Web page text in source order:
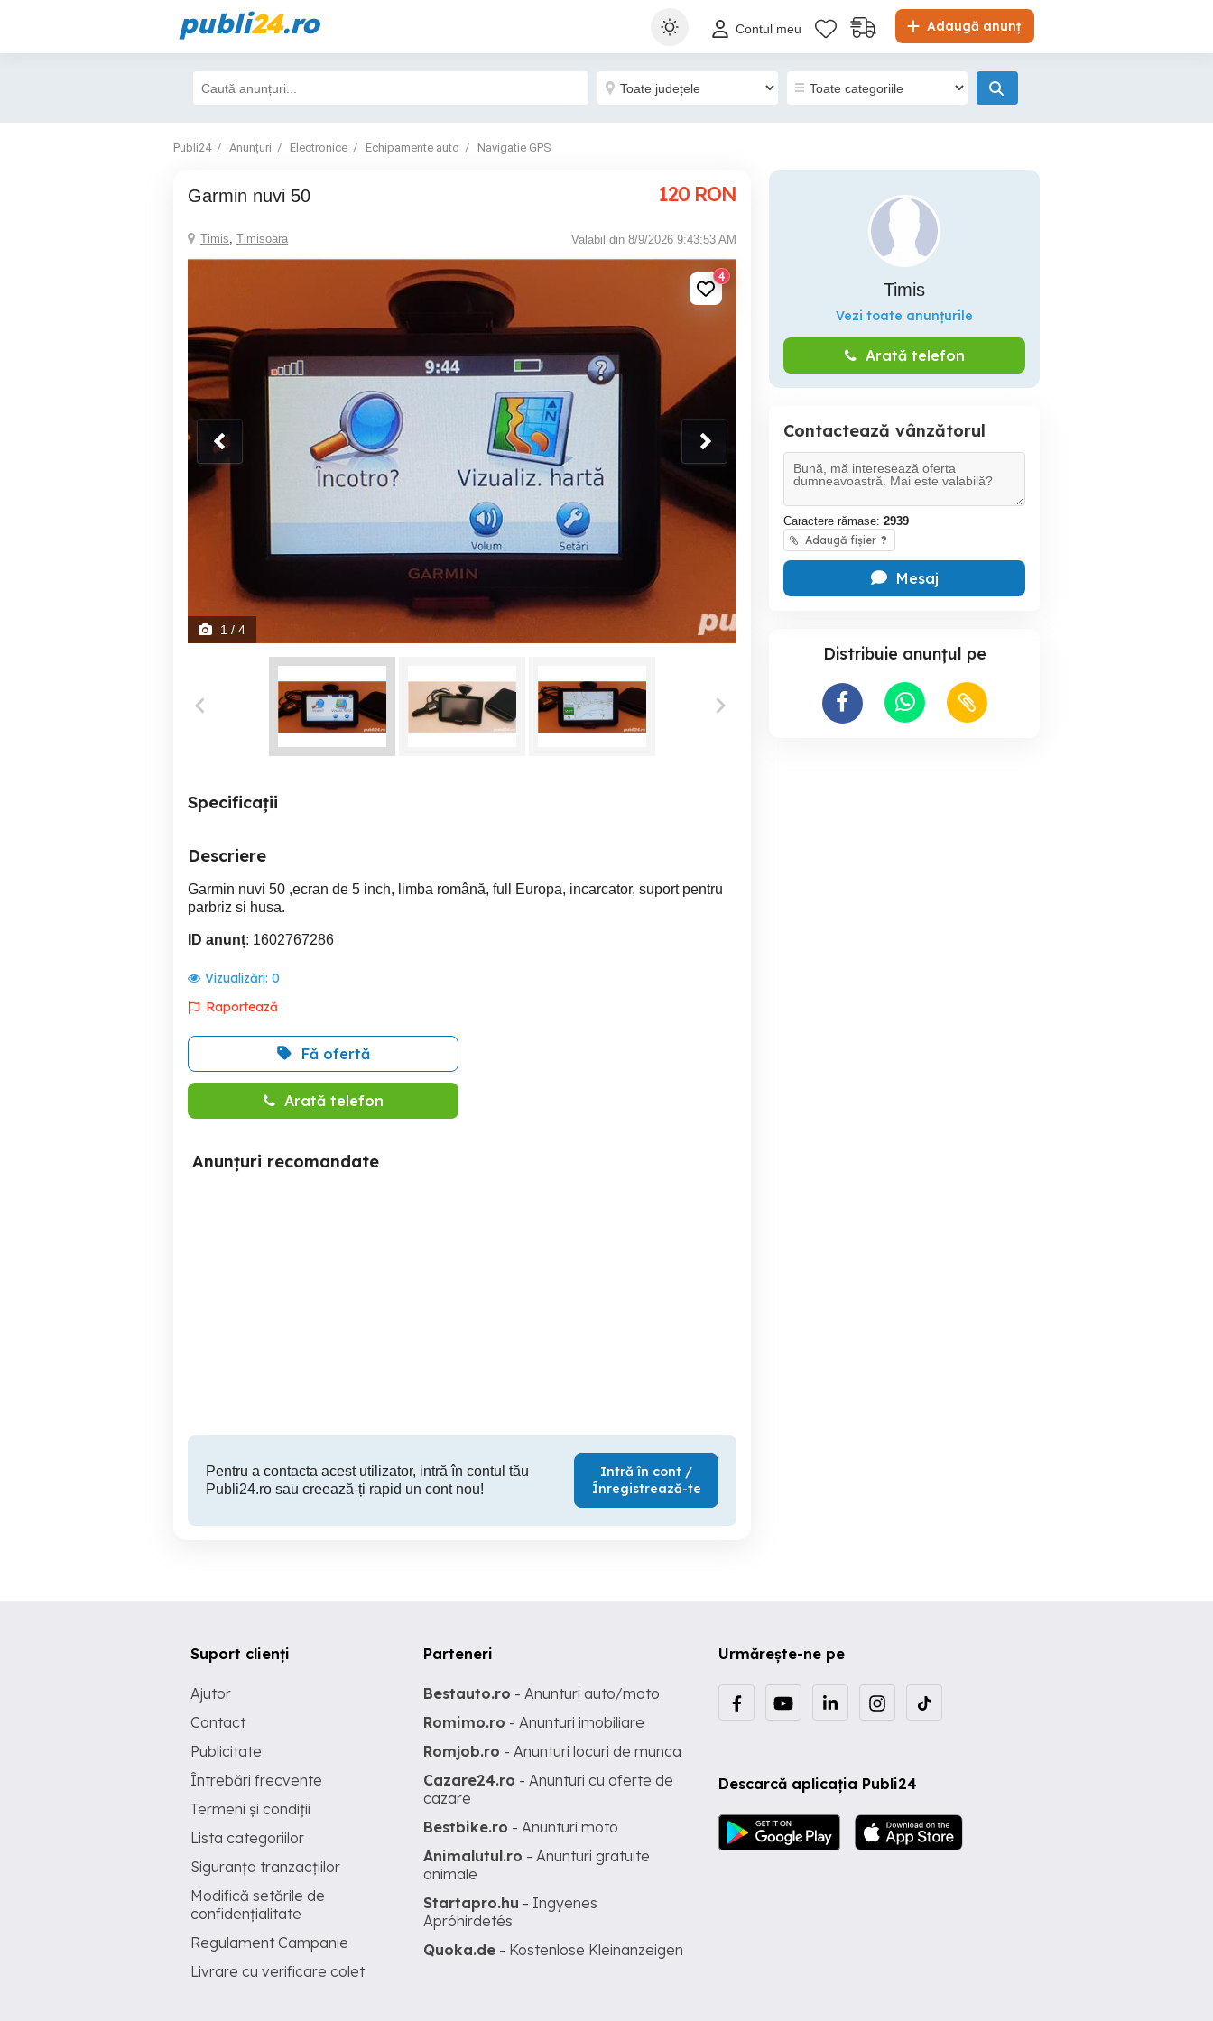
publi24.ro Adaugă anunț
Contul meu
Publi24 Anunțuri Electronice Echipamente auto Navigatie GPS
Garmin nuvi 50 120 RON
Timis, Timisoara Valabil din 8/9/2026 9:43:53 AM
4
1 / 4
Specificații
Descriere
Garmin nuvi 50 ,ecran de 5 inch, limba română, full Europa, incarcator, suport pentru
parbriz si husa.
ID anunț: 1602767286
Vizualizări: 0
Raportează
Fă ofertă
Arată telefon
Anunțuri recomandate
Pentru a contacta acest utilizator, intră în contul tău
Publi24.ro sau creează-ți rapid un cont nou!
Intră în cont /
Înregistrează-te
Timis
Vezi toate anunțurile
Arată telefon
Contactează vânzătorul
Caractere rămase: 2939
Adaugă fișier ?
Mesaj
Distribuie anunțul pe
Urmărește-ne pe
Descarcă aplicația Publi24
Suport clienți
Ajutor
Contact
Publicitate
Întrebări frecvente
Termeni și condiții
Lista categoriilor
Siguranța tranzacțiilor
Modifică setările de
confidențialitate
Regulament Campanie
Livrare cu verificare colet
Parteneri
Bestauto.ro - Anunturi auto/moto
Romimo.ro - Anunturi imobiliare
Romjob.ro - Anunturi locuri de munca
Cazare24.ro - Anunturi cu oferte de
cazare
Bestbike.ro - Anunturi moto
Animalutul.ro - Anunturi gratuite
animale
Startapro.hu - Ingyenes
Apróhirdetés
Quoka.de - Kostenlose Kleinanzeigen